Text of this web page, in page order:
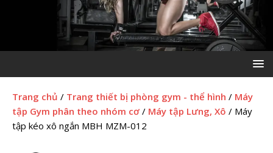
Trang chủ / Trang thiết bị phòng gym - thể hình / Máy
tập Gym phân theo nhóm cơ / Máy tập Lưng, Xô / Máy
tập kéo xô ngắn MBH MZM-012